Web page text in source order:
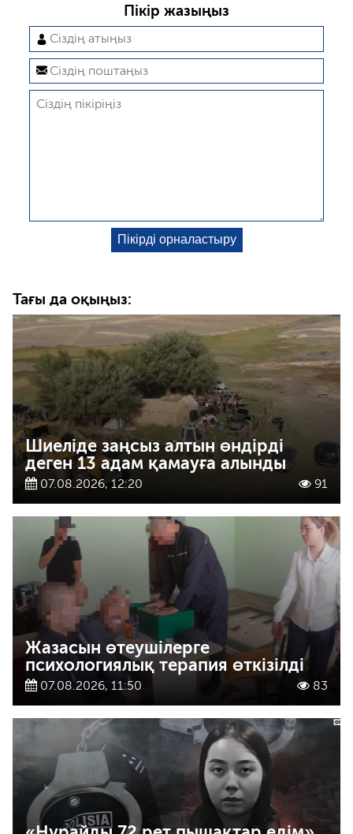
Пікір жазыңыз
Тағы да оқыңыз:
Шиеліде заңсыз алтын өндірді
деген 13 адам қамауға алынды
07.08.2026, 12:20 91
Жазасын өтеушілерге
психологиялық терапия өткізілді
07.08.2026, 11:50 83